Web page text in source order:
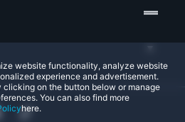
website functionality, analyze website
experience and advertisement.
on the button below or manage
You can also find more
here.